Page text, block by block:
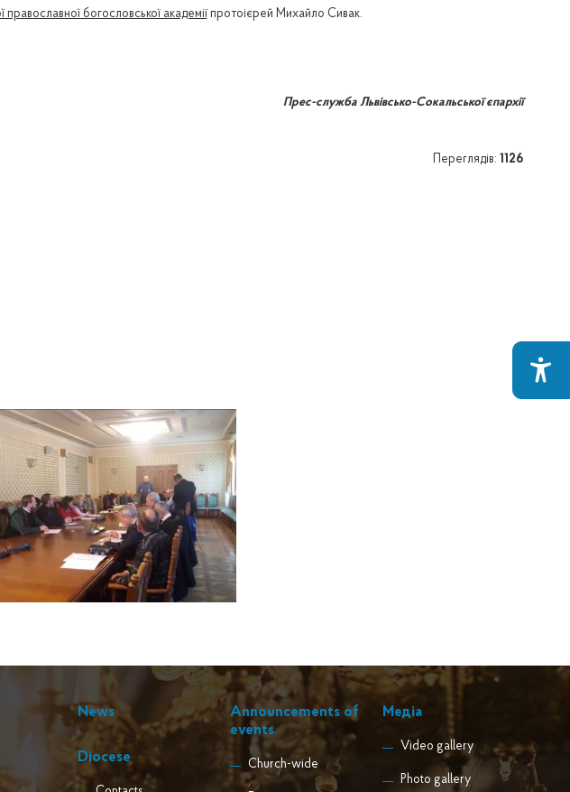
православної богословської академії протоієрей Михайло Сивак.
Прес-служба Львівсько-Сокальської єпархії
Переглядів: 1126
News
Diocese
Announcements of
events
Church-wide
Медіа
Video gallery
Photo gallery